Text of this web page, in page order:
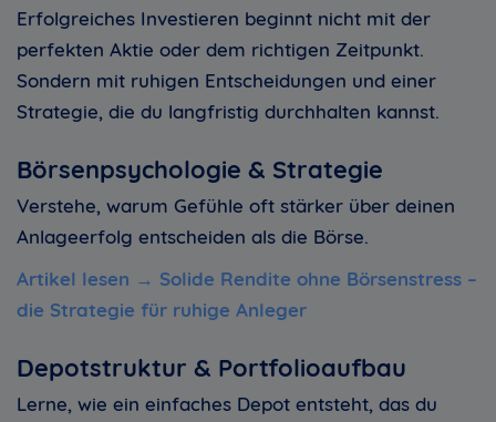
Erfolgreiches Investieren beginnt nicht mit der
perfekten Aktie oder dem richtigen Zeitpunkt.
Sondern mit ruhigen Entscheidungen und einer
Strategie, die du langfristig durchhalten kannst.
Börsenpsychologie & Strategie
Verstehe, warum Gefühle oft stärker über deinen
Anlageerfolg entscheiden als die Börse.
Artikel lesen → Solide Rendite ohne Börsenstress –
die Strategie für ruhige Anleger
Depotstruktur & Portfolioaufbau
Lerne, wie ein einfaches Depot entsteht, das du